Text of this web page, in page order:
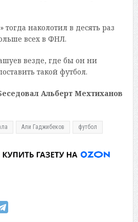
наколотил в десять раз
всех в ФНЛ.
везде, где бы он ни
такой футбол.
Альберт Мехтиханов
Али Гаджибеков футбол